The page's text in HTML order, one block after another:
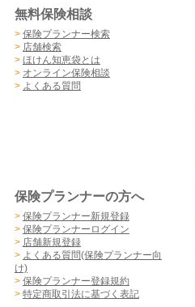
無料保険相談
> 保険プランナー検索
> 店舗検索
> ほけん知恵袋とは
> オンライン保険相談
> よくある質問
保険プランナーの方へ
> 保険プランナー新規登録
> 保険プランナーログイン
> 店舗新規登録
> よくある質問(保険プランナー向
け)
> 保険プランナー登録規約
> 特定商取引法に基づく表記